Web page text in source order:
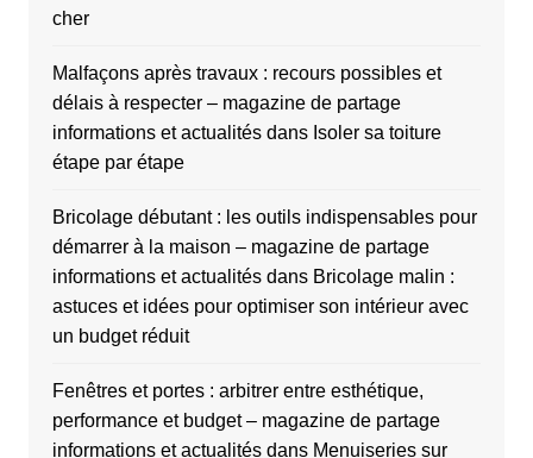
cher
Malfaçons après travaux : recours possibles et
délais à respecter – magazine de partage
informations et actualitésdans Isoler sa toiture
étape par étape
Bricolage débutant : les outils indispensables pour
démarrer à la maison – magazine de partage
informations et actualitésdans Bricolage malin :
astuces et idées pour optimiser son intérieur avec
un budget réduit
Fenêtres et portes : arbitrer entre esthétique,
performance et budget – magazine de partage
informations et actualitésdans Menuiseries sur